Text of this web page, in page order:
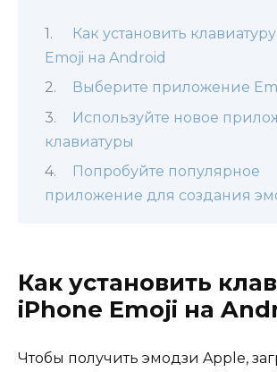
Как установить
Emoji на Android
Выберите приложение
Используйте новое
клавиатуры
Попробуйте популярное
приложение для создания
Как установить
iPhone Emoji на
Чтобы получить эмодзи Apple,